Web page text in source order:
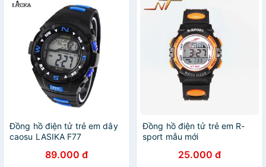
Đồng hồ điện tử trẻ em dây
caosu LASIKA F77
89.000 đ
Đồng hồ điện tử trẻ em R-
sport mẫu mới
25.000 đ